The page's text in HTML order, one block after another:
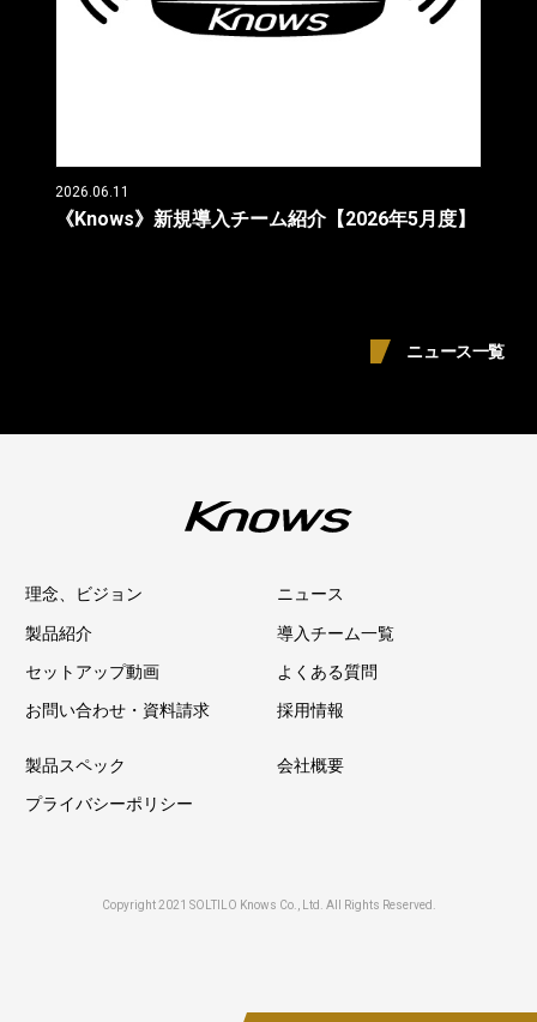
2026.06.11
《Knows》新規導入チーム紹介【2026年5月度】
ニュース一覧
理念、ビジョン ニュース
製品紹介 導入チーム一覧
セットアップ動画 よくある質問
お問い合わせ・資料請求 採用情報
製品スペック 会社概要
プライバシーポリシー
Copyright 2021 SOLTILO Knows Co., Ltd. All Rights Reserved.